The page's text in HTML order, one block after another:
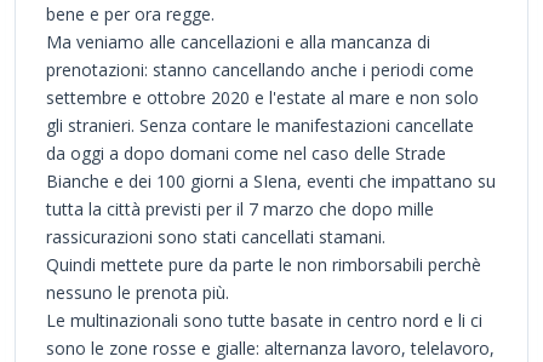
bene e per ora regge.
Ma veniamo alle cancellazioni e alla mancanza di
prenotazioni: stanno cancellando anche i periodi come
settembre e ottobre 2020 e l'estate al mare e non solo
gli stranieri. Senza contare le manifestazioni cancellate
da oggi a dopo domani come nel caso delle Strade
Bianche e dei 100 giorni a SIena, eventi che impattano su
tutta la città previsti per il 7 marzo che dopo mille
rassicurazioni sono stati cancellati stamani.
Quindi mettete pure da parte le non rimborsabili perchè
nessuno le prenota più.
Le multinazionali sono tutte basate in centro nord e li ci
sono le zone rosse e gialle: alternanza lavoro, telelavoro,